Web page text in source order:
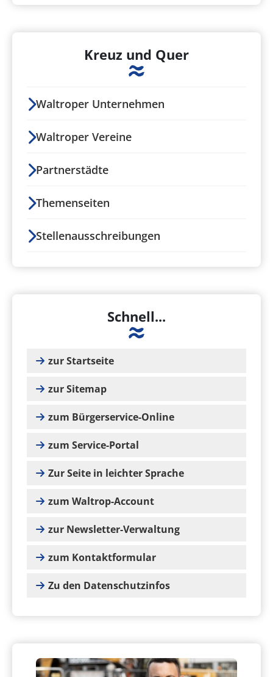
Kreuz und Quer
Waltroper Unternehmen
Waltroper Vereine
Partnerstädte
Themenseiten
Stellenausschreibungen
Schnell...
zur Startseite
zur Sitemap
zum Bürgerservice-Online
zum Service-Portal
Zur Seite in leichter Sprache
zum Waltrop-Account
zur Newsletter-Verwaltung
zum Kontaktformular
Zu den Datenschutzinfos